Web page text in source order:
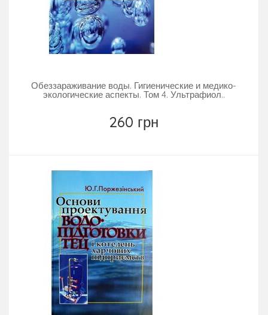
Обеззараживание воды. Гигиенические и медико-
экологические аспекты. Том 4. Ультрафиол..
260 грн